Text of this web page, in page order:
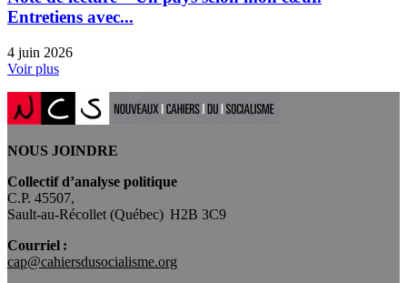
Entretiens avec...
4 juin 2026
Voir plus
NOUS JOINDRE
Collectif d’analyse politique
C.P. 45507,
Sault-au-Récollet (Québec) H2B 3C9
Courriel :
cap@cahiersdusocialisme.org